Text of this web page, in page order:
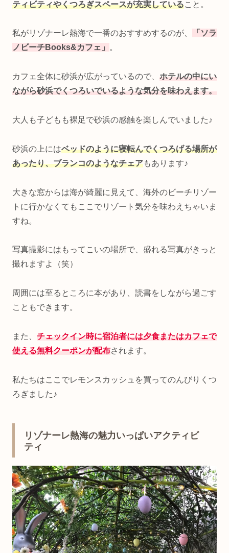
ティビティやくつろぎスペースが充実していること。
私がリゾナーレ熱海で一番のおすすめするのが、
「ソラ
ノビーチBooks&カフェ」
。
カフェ全体に砂浜が広がっているので、 ホテルの中にい
ながら砂浜でくつろいでいるような気分を味わえます。
大人も子どもも裸足で砂浜の感触を楽しんでいました♪
砂浜の上にはベッドのように寝転んでくつろげる場所が
あったり、ブランコのようなチェアもあります♪
大きな窓からは海が綺麗に見えて、海外のビーチリゾー
トに行かなくてもここでリゾート気分を味わえちゃいま
すね。
写真撮影にはもってこいの場所で、盛れる写真がきっと
撮れますよ（笑）
周囲には至るところに本があり、読書をしながら過ごす
こともできます。
また、 チェックイン時に宿泊者には夕食またはカフェで
使える無料クーポンが配布されます。
私たちはここでレモンスカッシュを買ってのんびりくつ
ろぎました♪
リゾナーレ熱海の魅力いっぱいアクティビ
ティ